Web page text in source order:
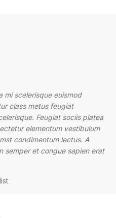
mi scelerisque euismod
class metus feugiat
Feugiat sociis platea
elementum vestibulum
condimentum lectus. A
semper et congue sapien erat